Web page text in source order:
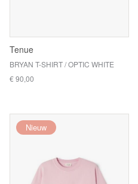
Tenue
BRYAN T-SHIRT / OPTIC WHITE
€ 90,00
Nieuw